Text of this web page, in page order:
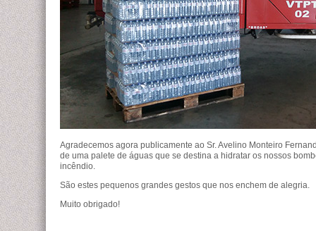
​Agradecemos agora publicamente​ ao Sr. Avelino Monteiro
de uma palete de águas que se destina a hidratar os nossos
incêndio.
São estes pequenos grandes gestos que nos enchem de alegria.
Muito obrigado!